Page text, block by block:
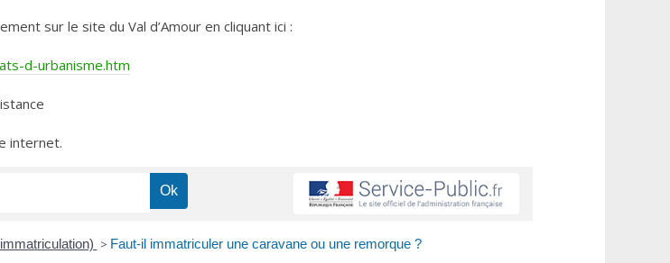
sur le site du Val d’Amour en cliquant ici :
d-urbanisme.htm
internet.
> Faut-il immatriculer une caravane ou une remorque ?